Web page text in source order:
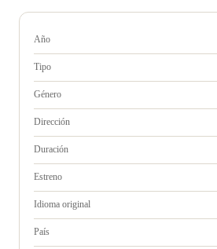
Año
Tipo
Género
Dirección
Duración
Estreno
Idioma original
País